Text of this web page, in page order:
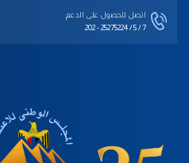
اتصل للحصول على الدعم‎
202 - 25275224 / 5 / 7